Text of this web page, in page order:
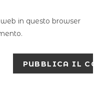
in questo browser